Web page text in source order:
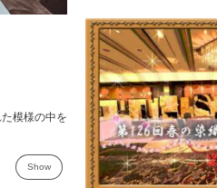
模様の中を
Show